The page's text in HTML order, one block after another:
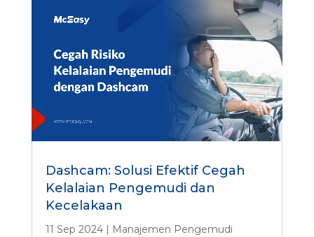
Dashcam: Solusi Efektif Cegah
Kelalaian Pengemudi dan
Kecelakaan
11 Sep 2024| Manajemen Pengemudi